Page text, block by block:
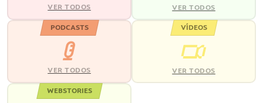
VER TODOS VER TODOS
PODCASTS
VER TODOS
VÍDEOS
VER TODOS
WEBSTORIES